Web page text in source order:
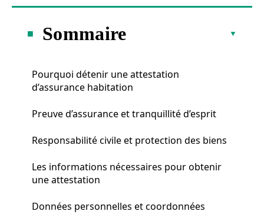
Sommaire
Pourquoi détenir une attestation
d’assurance habitation
Preuve d’assurance et tranquillité d’esprit
Responsabilité civile et protection des biens
Les informations nécessaires pour obtenir
une attestation
Données personnelles et coordonnées